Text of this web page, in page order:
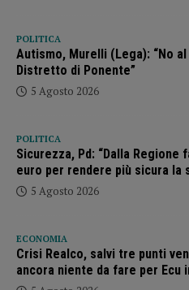
POLITICA
Autismo, Murelli (Lega): “No
Distretto di Ponente”
5 Agosto 2026
POLITICA
Sicurezza, Pd: “Dalla
euro per rendere più sicura la
5 Agosto 2026
ECONOMIA
Crisi Realco, salvi tre punti
ancora niente da fare per Ecu